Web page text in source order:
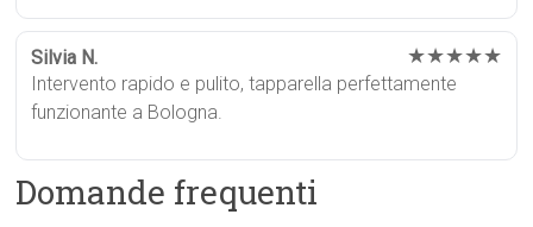
Silvia N. ★★★★★
Intervento rapido e pulito, tapparella perfettamente
funzionante a Bologna.
Domande frequenti